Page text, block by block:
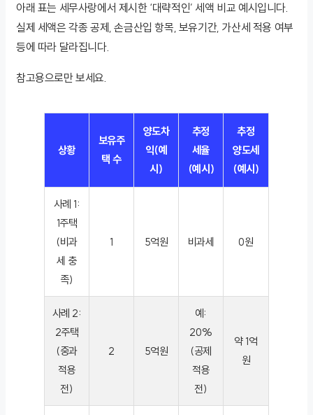
아래 표는 세무사랑에서 제시한 ‘대략적인’ 세액 비교 예시입니다.
실제 세액은 각종 공제, 손금산입 항목, 보유기간, 가산세 적용 여부
등에 따라 달라집니다.
참고용으로만 보세요.
상황
보유주
택 수
양도차
익(예
시)
추정
세율
(예시)
추정
양도세
(예시)
사례 1:
1주택
(비과
세 충
족)
1 5억원 비과세 0원
사례 2:
2주택
(중과
적용
전)
2 5억원
예:
20%
(공제
적용
전)
약 1억
원